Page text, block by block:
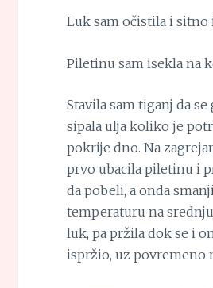
Luk sam očistila i sitno
Piletinu sam isekla na
Stavila sam tiganj da se
sipala ulja koliko je
pokrije dno. Na
prvo ubacila piletinu i
da pobeli, a onda
temperaturu na
luk, pa pržila dok se i
ispržio, uz povremeno